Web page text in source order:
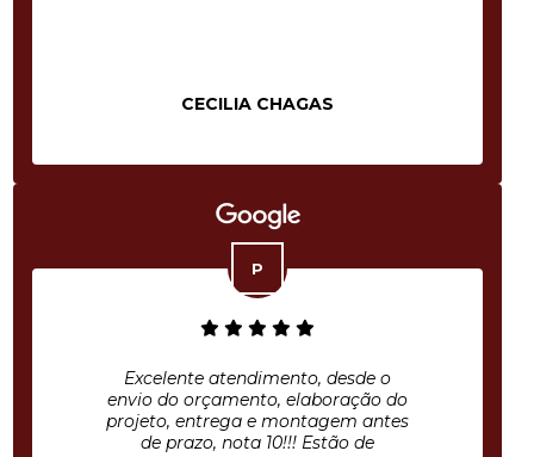
CECILIA CHAGAS
Excelente atendimento, desde o
envio do orçamento, elaboração do
projeto, entrega e montagem antes
de prazo, nota 10!!! Estão de